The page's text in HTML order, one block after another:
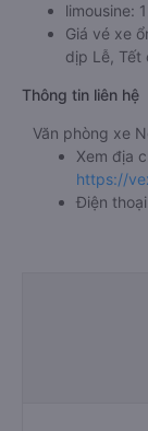
limousine:
Giá vé xe
dịp Lễ, Tết
Thông tin liên hệ
Văn phòng xe
Xem địa
https://
Điện